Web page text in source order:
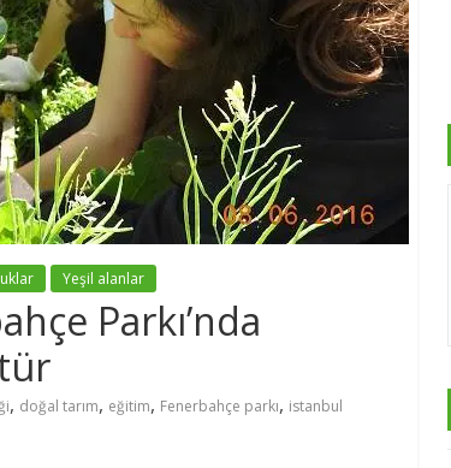
Yeşil alanlar
Parkı’nda
, doğal tarım, eğitim, Fenerbahçe parkı, istanbul